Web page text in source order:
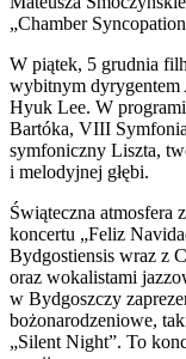
„Chamber
W piątek, 5 grudnia
wybitnym dyrygentem
Hyuk Lee. W
Bartóka, VIII
symfoniczny Liszta,
i melodyjnej głębi.
Świąteczna atmosfera
koncertu „Feliz
Bydgostiensis wraz z
oraz wokalistami
w Bydgoszczy
bożonarodzeniowe,
„Silent Night”. To